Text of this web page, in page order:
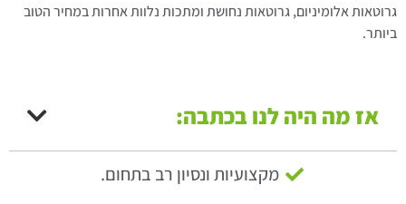
גרוטאות אלומיניום, גרוטאות נחושת ומתכות נלוות אחרות במחיר הטוב
ביותר.
אז מה היה לנו בכתבה:
מקצועיות ונסיון רב בתחום.